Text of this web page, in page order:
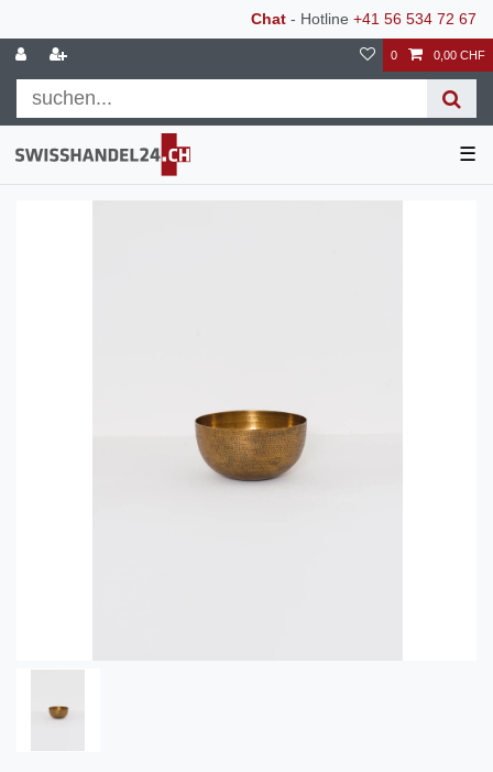
Chat - Hotline +41 56 534 72 67
0 0,00 CHF
☰